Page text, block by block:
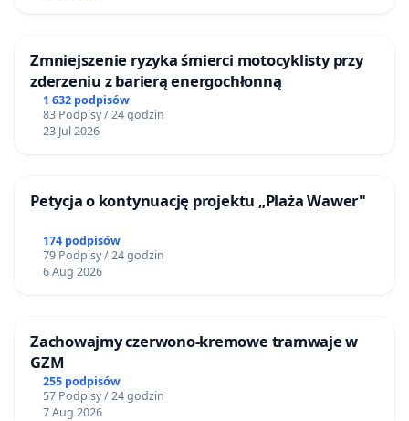
Zmniejszenie ryzyka śmierci motocyklisty przy
zderzeniu z barierą energochłonną
1 632 podpisów
83 Podpisy / 24 godzin
23 Jul 2026
Petycja o kontynuację projektu „Plaża Wawer"
174 podpisów
79 Podpisy / 24 godzin
6 Aug 2026
Zachowajmy czerwono-kremowe tramwaje w
GZM
255 podpisów
57 Podpisy / 24 godzin
7 Aug 2026